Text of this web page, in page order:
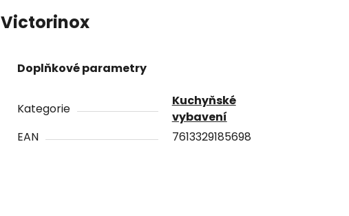
Victorinox
Doplňkové parametry
Kategorie
Kuchyňské
vybavení
EAN
7613329185698